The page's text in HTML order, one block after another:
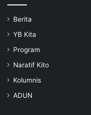
Berita
YB Kita
Program
Naratif Kito
Kolumnis
ADUN